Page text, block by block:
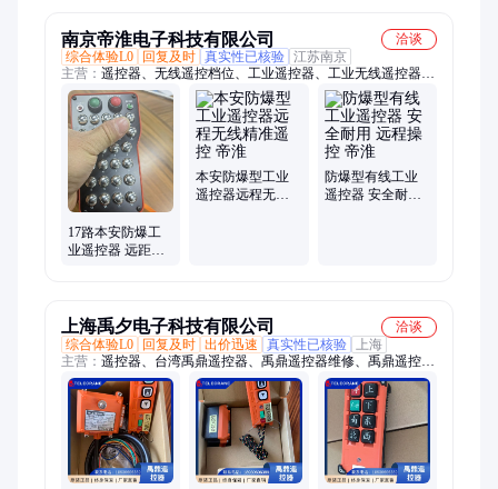
南京帝淮电子科技有限公司
洽谈
综合体验L0
回复及时 真实性已核验 江苏南京
主营： 遥控器、无线遥控档位、工业遥控器、工业无线遥控器、
焊接机器人遥控器、切割机遥控器、研磨机遥控器、消防机器人
遥控器、起重机遥控器、起重机无线遥控器、行车遥控器、行车
无线遥控器、塔吊遥控器、塔吊无线遥控器、船舶遥控器、船舶
无线遥控器、港口起重机遥控器、天车无线遥控器、天车遥控
器、无线收发器、无线遥测终端
17路本安防爆工
业遥控器 远距离
本安防爆型工业
遥控器远程无线
防爆型有线工业
遥控器 安全耐用
上海禹夕电子科技有限公司
洽谈
综合体验L0
回复及时 出价迅速 真实性已核验
上海
主营： 遥控器、台湾禹鼎遥控器、禹鼎遥控器维修、禹鼎遥控
器、禹鼎、台湾禹鼎